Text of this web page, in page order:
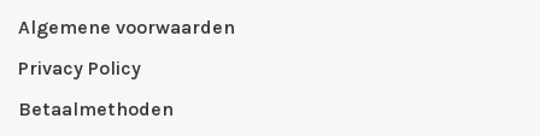
Algemene voorwaarden
Privacy Policy
Betaalmethoden